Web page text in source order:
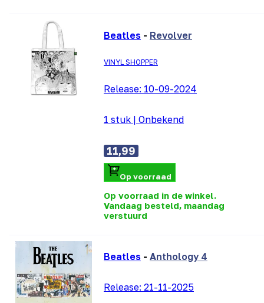
Beatles - Revolver
VINYL SHOPPER
Release: 10-09-2024
1 stuk | Onbekend
11,99
Op voorraad
Op voorraad in de winkel.
Vandaag besteld, maandag
verstuurd
Beatles - Anthology 4
Release: 21-11-2025